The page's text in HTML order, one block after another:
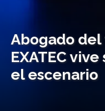
Abogado del
EXATEC
el escenario